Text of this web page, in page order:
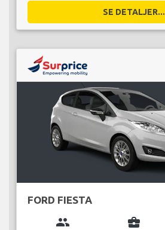
SE DETALJER...
FORD FIESTA
group business_center